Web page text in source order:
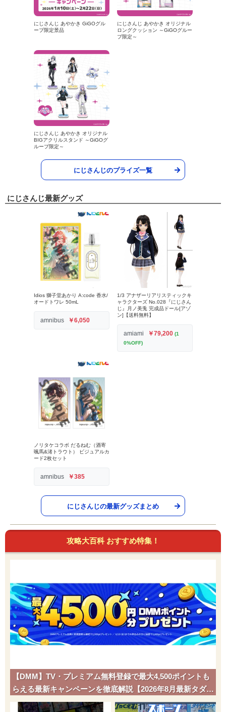
にじさんじ あやかき GiGOグル
ープ限定景品
にじさんじ あやかき オリジナル
ロングクッション ～GiGOグルー
プ限定～
にじさんじ あやかき オリジナル
BIGアクリルスタンド ～GiGOグ
ループ限定～
にじさんじのプライズ一覧
にじさんじ最新グッズ
Idios 獅子堂あかり A:code 香水/
オードトワレ 50mL
amnibus ￥6,050
1/3 アナザーリアリスティックキ
ャラクターズ No.028『にじさん
じ』月ノ美兎 完成品ドール[アゾ
ン]【送料無料】
amiami ￥79,200 (1
0%OFF)
ノリタケコラボ だるねむ（酒寄
颯馬&渚トラウト） ビジュアルカ
ード2枚セット
amnibus ￥385
にじさんじの最新グッズまとめ
攻略大百科 おすすめ特集！
【DMM】TV・プレミアム無料登録で最大4,500ポイントも
らえる最新キャンペーンを徹底解説【2026年8月最新タダポ
チ】